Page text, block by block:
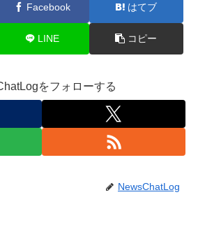
Facebook はてブ
LINE コピー
をフォローする
NewsChatLog